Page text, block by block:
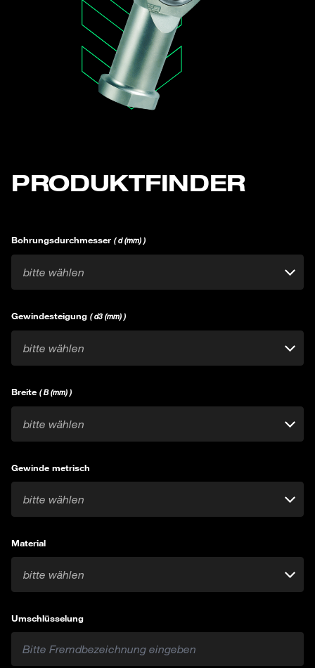
PRODUKTFINDER
Bohrungsdurchmesser ( d (mm) )
bitte wählen
Gewindesteigung ( d3 (mm) )
bitte wählen
Breite ( B (mm) )
bitte wählen
Gewinde metrisch
bitte wählen
Material
bitte wählen
Umschlüsselung